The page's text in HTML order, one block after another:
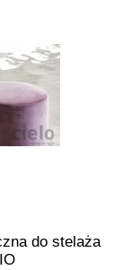
do stelaża